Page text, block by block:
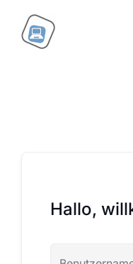
Inhalt
springen
Hallo,